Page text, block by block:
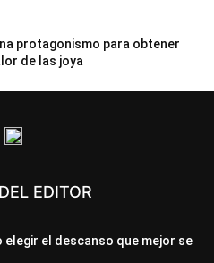
protagonismo para obtener
de las joya
EDITOR
el descanso que mejor se